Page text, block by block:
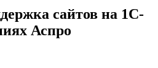
сайтов на 1С-
Аспро